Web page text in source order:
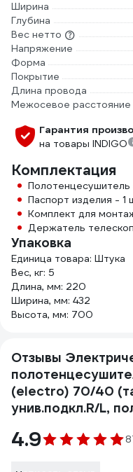
Ширина
Глубина
Вес нетто
Напряжение
Форма
Покрытие
Длина провода
Межосевое расстояние
Гарантия
на товары INDIGO
Комплектация
Полотенцесушитель
Паспорт изделия - 1
Комплект для
Держатель
Упаковка
Единица товара: Штука
Вес, кг: 5
Длина, мм: 220
Ширина, мм: 432
Высота, мм: 700
Отзывы
(electro) 70/40
унив.подкл.R/L,
4.9